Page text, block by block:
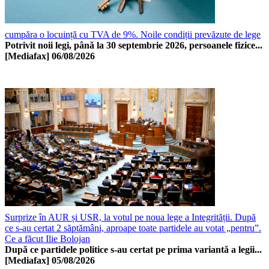
cumpăra o locuință cu TVA de 9%. Noile condiții prevăzute de lege
Potrivit noii legi, până la 30 septembrie 2026, persoanele fizice...
[Mediafax] 06/08/2026
Surprize în AUR și USR, la votul pe noua lege a Integrității. După
ce s-au certat 2 săptămâni, aproape toate partidele au votat „pentru”.
Ce a făcut Ilie Bolojan
După ce partidele politice s-au certat pe prima variantă a legii...
[Mediafax] 05/08/2026